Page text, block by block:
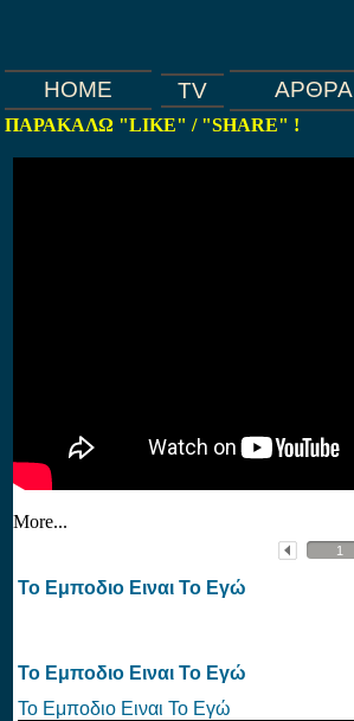
HOME TV ΑΡΘΡΑ
ΠΑΡΑΚΑΛΩ "LIKE" / "SHARE" !
More...
Το Εμποδιο Ειναι Το Εγώ
Το Εμποδιο Ειναι Το Εγώ
Το Εμποδιο Ειναι Το Εγώ